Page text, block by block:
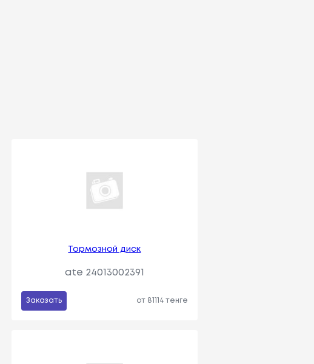
Тормозной диск
ate 24013002391
Заказать от 81114 тенге